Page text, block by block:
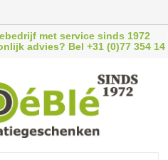
met service sinds 1972
advies? Bel +31 (0)77 354 14